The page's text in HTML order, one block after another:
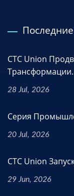
CTC Union
28 Jul, 2026
Серия
20 Jul, 2026
CTC Union
29 Jun, 2026